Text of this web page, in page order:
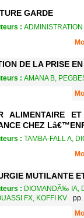
GARDE
: ADMINISTRATION
DE LA PRISE
: AMANA B,
ALIMENTAIRE
CHEZ
: TAMBA-FALL A,
MUTILANTE
: DIOMANDÃ‰ IA,
FX, KOFFI KV